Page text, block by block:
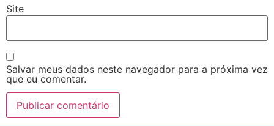
Site
Salvar meus dados neste navegador para a próxima vez
que eu comentar.